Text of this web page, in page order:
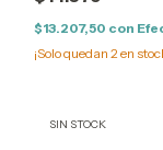
$13.207,50 con
¡Solo quedan 2 en
SIN STOCK